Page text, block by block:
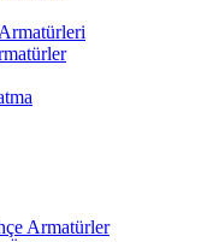
Armatürler